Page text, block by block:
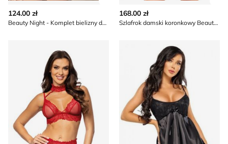
124.00 zł
Beauty Night - Komplet bielizny damskiej elegancki z koronką
168.00 zł
Szlafrok damski koronkowy Beauty Night
Komplet bielizny damskiej koronkowy Beauty Night
Koszula nocna koronkowa